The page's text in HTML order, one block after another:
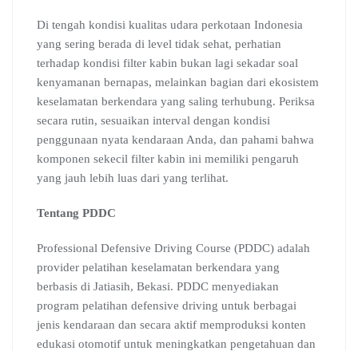
Di tengah kondisi kualitas udara perkotaan Indonesia
yang sering berada di level tidak sehat, perhatian
terhadap kondisi filter kabin bukan lagi sekadar soal
kenyamanan bernapas, melainkan bagian dari ekosistem
keselamatan berkendara yang saling terhubung. Periksa
secara rutin, sesuaikan interval dengan kondisi
penggunaan nyata kendaraan Anda, dan pahami bahwa
komponen sekecil filter kabin ini memiliki pengaruh
yang jauh lebih luas dari yang terlihat.
Tentang PDDC
Professional Defensive Driving Course (PDDC) adalah
provider pelatihan keselamatan berkendara yang
berbasis di Jatiasih, Bekasi. PDDC menyediakan
program pelatihan defensive driving untuk berbagai
jenis kendaraan dan secara aktif memproduksi konten
edukasi otomotif untuk meningkatkan pengetahuan dan